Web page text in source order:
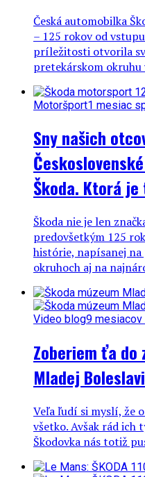
Česká automobilka
– 125 rokov od
príležitosti otvorila
pretekárskom okruhu
Motoršport1 mesiac
Sny našich
Škoda. Ktorá je
Škoda nie je len
predovšetkým 125
histórie, napísanej
okruhoch aj na
Video blog9
Zoberiem ťa do
Mladej
Veľa ľudí si myslí, že
všetko. Avšak rád ich
Škodovka nás totiž